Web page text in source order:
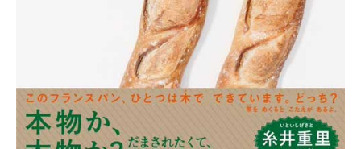
企業ITのトレンドを詳説
経営リーダーのコミュニティ
マーケ×ITの今がよく分かる